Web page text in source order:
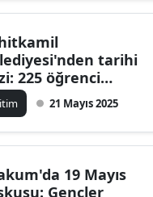
tarihi
225 öğrenci
ziyaret etti!
21 Mayıs 2025
19 Mayıs
Gençler